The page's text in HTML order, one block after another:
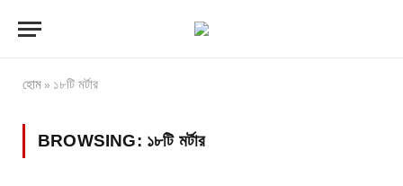
হোম » ১৮টি মর্টার
BROWSING: ১৮টি মর্টার